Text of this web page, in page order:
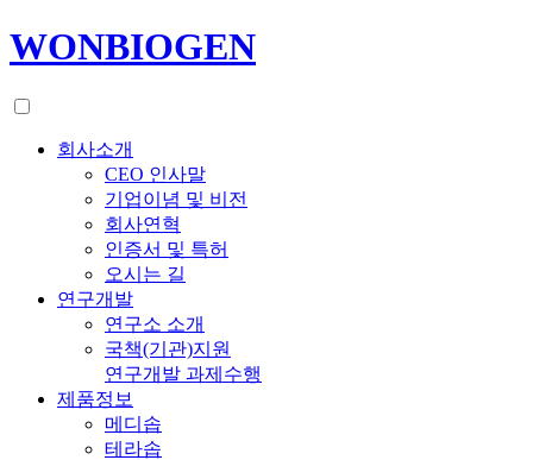
WONBIOGEN
회사소개
CEO 인사말
기업이념 및 비전
회사연혁
인증서 및 특허
오시는 길
연구개발
연구소 소개
국책(기관)지원
연구개발 과제수행
제품정보
메디솝
테라솝